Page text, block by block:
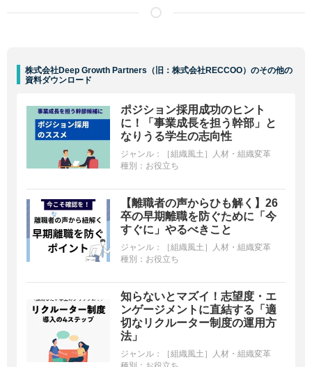
株式会社Deep Growth Partners（旧：株式会社RECCOO）のその他の
資料ダウンロード
ポジション採用成功のヒント
に！「事業成長を担う幹部」と
なりうる学生の志向性
ジャンル：
［組織風土］人材・組織変革
種別： お役立ち
【離職者の声からひも解く】26
卒の早期離職を防ぐために「今
すぐに」やるべきこと
ジャンル：
［組織風土］人材・組織変革
種別： お役立ち
知らないとマズイ！志望度・エ
ンゲージメントに直結する「適
切なリクルーター制度の運用方
法」
ジャンル：
［組織風土］人材・組織変革